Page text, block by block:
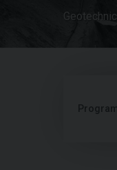
Program: